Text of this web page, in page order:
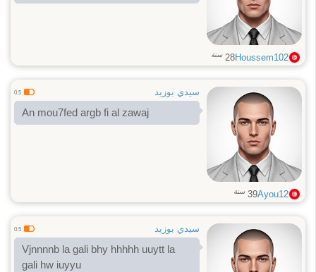
Houssem102
28 سنة
سيدي بوزيد 0.5
An mou7fed argb fi al zawaj
Ayou12
39 سنة
سيدي بوزيد 0.5
Vjnnnnb la gali bhy hhhhh uuytt la
gali hw iuyyu